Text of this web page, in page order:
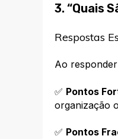
3. “Quais
Respostas
Ao
✅ Pontos
organização
✅ Pontos